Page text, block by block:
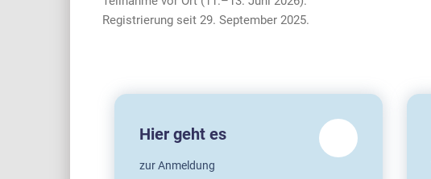
Registrierung seit 29. September 2025.
Hier geht es
zur Anmeldung